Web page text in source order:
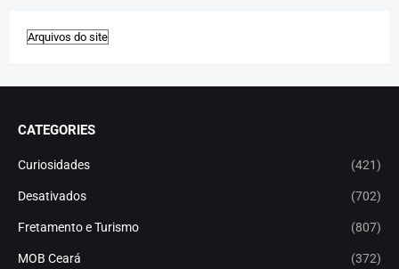
CATEGORIES
Curiosidades (421)
Desativados (702)
Fretamento e Turismo (807)
MOB Ceará (372)